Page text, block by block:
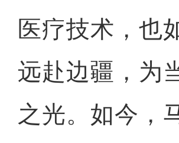
医疗技术，也
远赴边疆，为
之光。如今，